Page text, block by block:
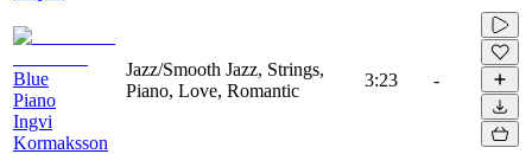
Blue
Piano
Ingvi
Kormaksson
Jazz/Smooth Jazz, Strings,
Piano, Love, Romantic
3:23 -